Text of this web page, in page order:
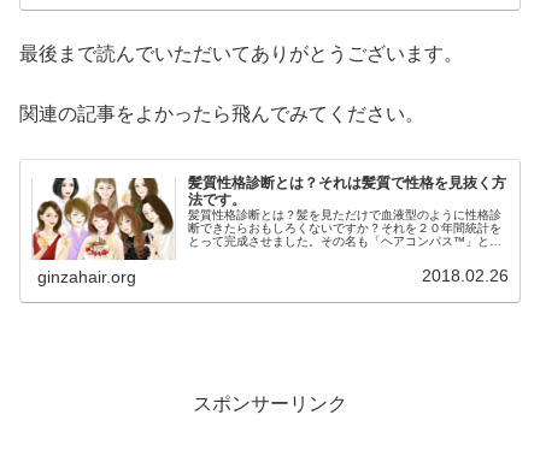
最後まで読んでいただいてありがとうございます。
関連の記事をよかったら飛んでみてください。
髪質性格診断とは？それは髪質で性格を見抜く方
法です。
髪質性格診断とは？髪を見ただけで血液型のように性格診
断できたらおもしろくないですか？それを２０年間統計を
とって完成させました。その名も「ヘアコンパス™️」と名
ginzahair.org 2018.02.26
スポンサーリンク